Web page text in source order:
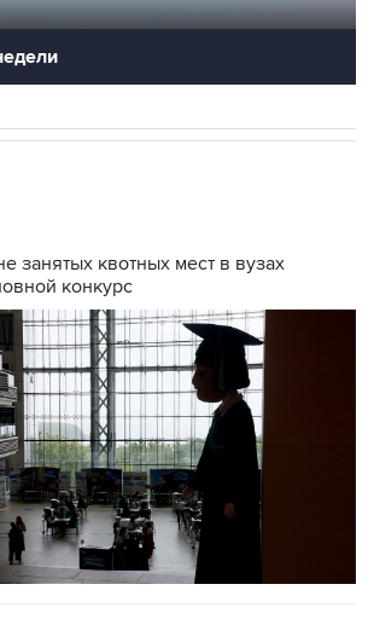
занятых квотных мест в вузах
конкурс